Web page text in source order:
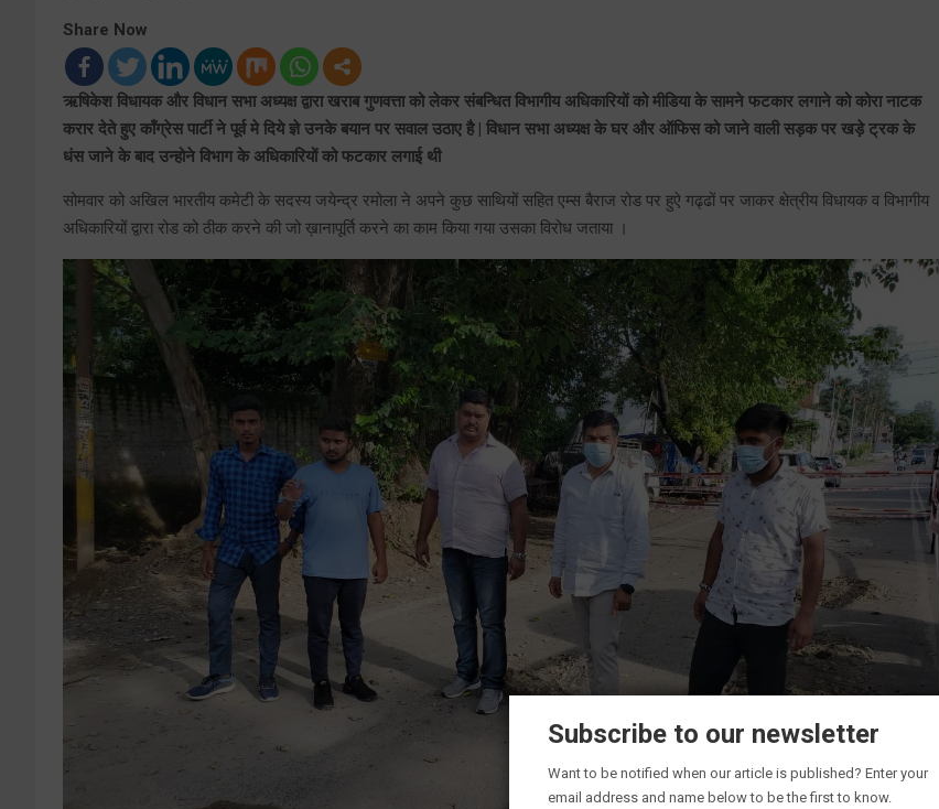
Share Now
ऋषिकेश विधायक और विधान सभा अध्यक्ष द्वारा खराब गुणवत्ता को लेकर संबन्धित विभागीय अधिकारियों को मीडिया के सामने फटकार लगाने को कोरा नाटक
करार देते हुए कॉंग्रेस पार्टी ने पूर्व मे दिये ज्ञे उनके बयान पर सवाल उठाए है | विधान सभा अध्यक्ष के घर और ऑफिस को जाने वाली सड़क पर खड़े ट्रक के
धंस जाने के बाद उन्होने विभाग के अधिकारियों को फटकार लगाई थी
सोमवार को अखिल भारतीय कमेटी के सदस्य जयेन्द्र रमोला ने अपने कुछ साथियों सहित एम्स बैराज रोड पर हुऐ गढ्ढों पर जाकर क्षेत्रीय विधायक व विभागीय
अधिकारियों द्वारा रोड को ठीक करने की जो ख़ानापूर्ति करने का काम किया गया उसका विरोध जताया ।
Subscribe to our newsletter
Want to be notified when our article is published? Enter your
email address and name below to be the first to know.